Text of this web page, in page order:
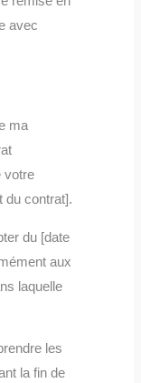
avec
ma
votre
du contrat].
du [date
aux
laquelle
les
la fin de